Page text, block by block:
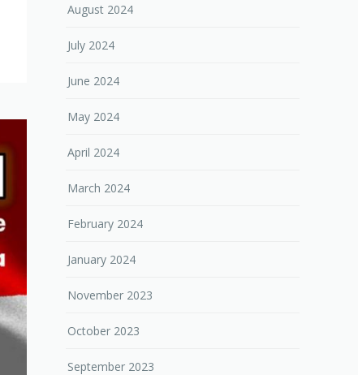
August 2024
July 2024
June 2024
May 2024
April 2024
March 2024
February 2024
January 2024
November 2023
October 2023
September 2023